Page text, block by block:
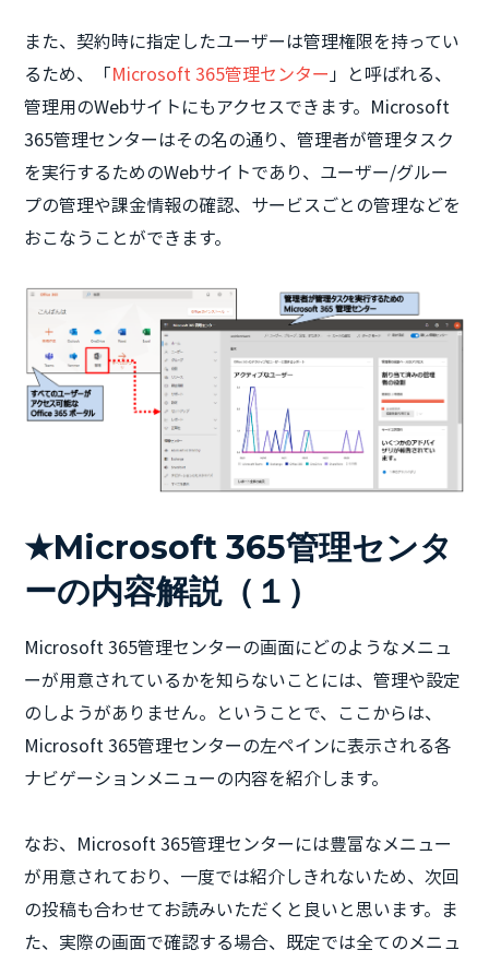
また、契約時に指定したユーザーは管理権限を持ってい
るため、「Microsoft 365管理センター」と呼ばれる、
管理用のWebサイトにもアクセスできます。Microsoft
365管理センターはその名の通り、管理者が管理タスク
を実行するためのWebサイトであり、ユーザー/グルー
プの管理や課金情報の確認、サービスごとの管理などを
おこなうことができます。
★Microsoft 365管理センタ
ーの内容解説（１）
Microsoft 365管理センターの画面にどのようなメニュ
ーが用意されているかを知らないことには、管理や設定
のしようがありません。ということで、ここからは、
Microsoft 365管理センターの左ペインに表示される各
ナビゲーションメニューの内容を紹介します。
なお、Microsoft 365管理センターには豊富なメニュー
が用意されており、一度では紹介しきれないため、次回
の投稿も合わせてお読みいただくと良いと思います。ま
た、実際の画面で確認する場合、既定では全てのメニュ